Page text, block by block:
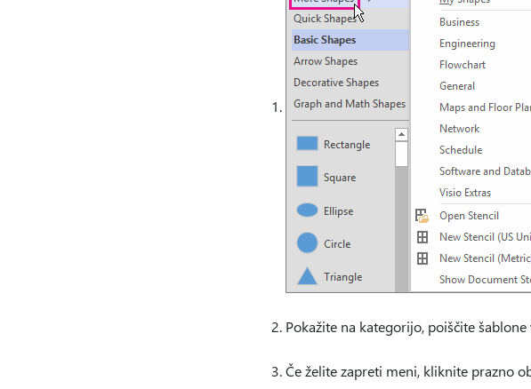
Pokažite na kategorijo, poiščite
Če želite zapreti meni, kliknite prazno